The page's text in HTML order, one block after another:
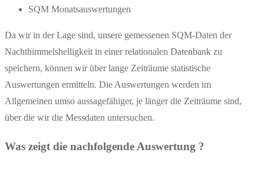
SQM Monatsauswertungen
Da wir in der Lage sind, unsere gemessenen SQM-Daten der
Nachthimmelshelligkeit in einer relationalen Datenbank zu
speichern, können wir über lange Zeiträume statistische
Auswertungen ermitteln. Die Auswertungen werden im
Allgemeinen umso aussagefähiger, je länger die Zeiträume sind,
über die wir die Messdaten untersuchen.
Was zeigt die nachfolgende Auswertung ?